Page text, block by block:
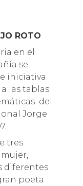
ROTO
en el
se
iniciativa
las tablas
del
Jorge
tres
diferentes
poeta